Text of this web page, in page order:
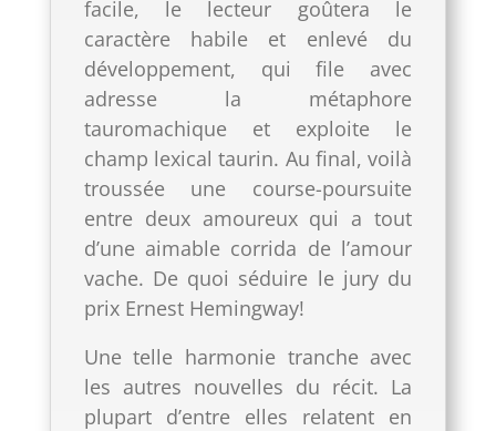
facile, le lecteur goûtera le
caractère habile et enlevé du
développement, qui file avec
adresse la métaphore
tauromachique et exploite le
champ lexical taurin. Au final, voilà
troussée une course-poursuite
entre deux amoureux qui a tout
d’une aimable corrida de l’amour
vache. De quoi séduire le jury du
prix Ernest Hemingway!
Une telle harmonie tranche avec
les autres nouvelles du récit. La
plupart d’entre elles relatent en